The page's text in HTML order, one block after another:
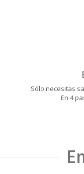
Sólo necesitas
En 4